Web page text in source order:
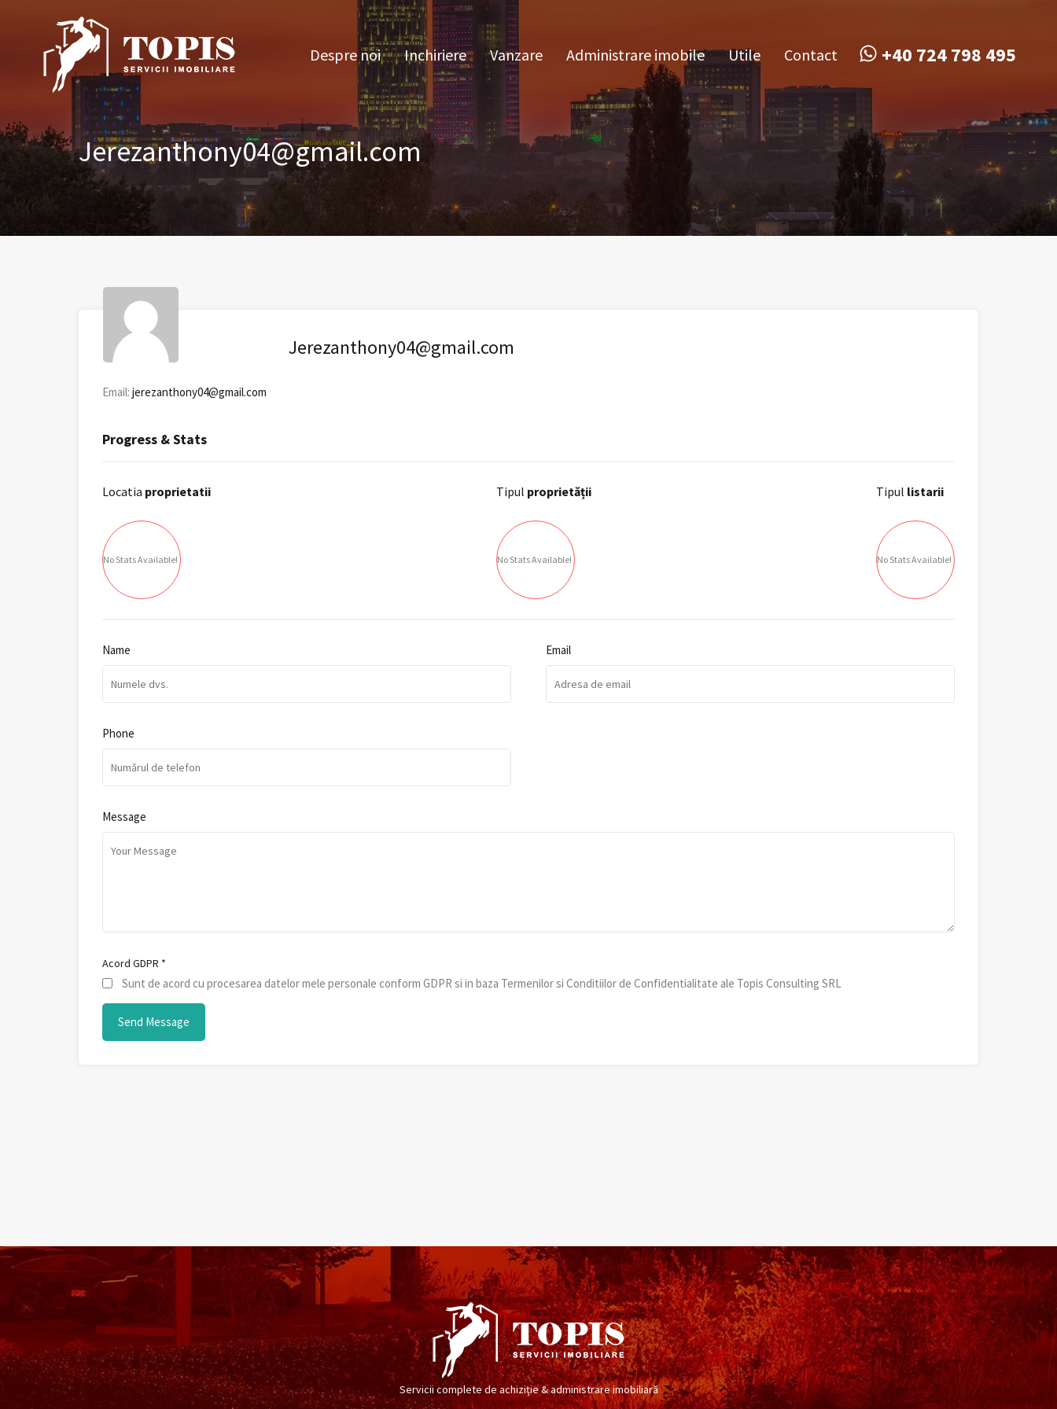
Despre noi Inchiriere
Despre noi
Inchiriere Vanzare Administrare imobile Utile Contact +40 724 798 495
Jerezanthony04@gmail.com
Jerezanthony04@gmail.com
Email: jerezanthony04@gmail.com
Progress & Stats
Locatia proprietatii
No Stats Available!
Tipul proprietății
No Stats Available!
Tipul listarii
No Stats Available!
Name Email
Phone
Message
Acord GDPR *
Sunt de acord cu procesarea datelor mele personale conform GDPR si in baza Termenilor si Conditiilor de Confidentialitate ale Topis Consulting SRL
Servicii complete de achiziție & administrare imobiliară